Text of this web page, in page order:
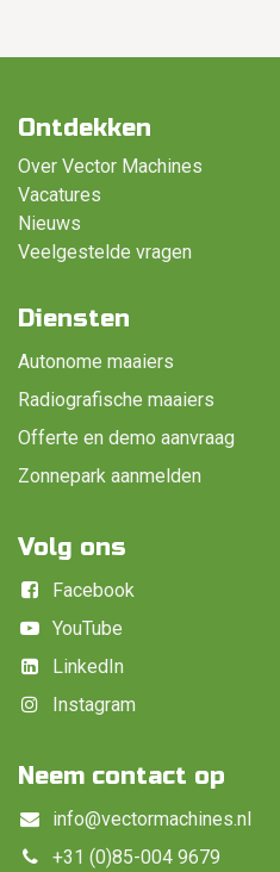
Ontdekken
Over Vector Machines
Vacatures
Nieuws
Veelgestelde vragen
Diensten
Autonome maaiers
Radiografische maaiers
Offerte en demo aanvraag
Zonnepark aanmelden
Volg ons
Facebook
YouTube
LinkedIn
Instagram
Neem contact op
info@vectormachines.nl
+31 (0)85-004 9679